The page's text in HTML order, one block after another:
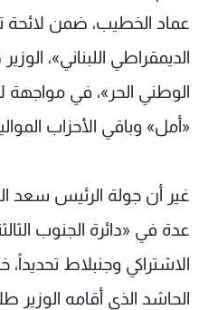
عماد الخطيب، ضمن لائحة
الديمقراطي اللبناني»،
الوطني الحر»، في مواجهة
«أمل» وباقي الأحزاب
غير أن جولة الرئيس سعد
عدة في «دائرة الجنوب
الاشتراكي وجنبلاط
الحاشد الذي أقامه